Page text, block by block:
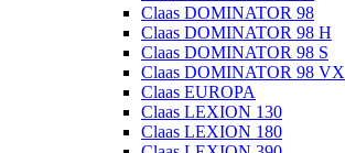
Claas DOMINATOR 98
Claas DOMINATOR 98 H
Claas DOMINATOR 98 S
Claas DOMINATOR 98 VX
Claas EUROPA
Claas LEXION 130
Claas LEXION 180